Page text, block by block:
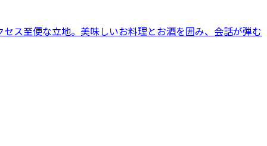
ス至便な立地。美味しいお料理とお酒を囲み、会話が弾む